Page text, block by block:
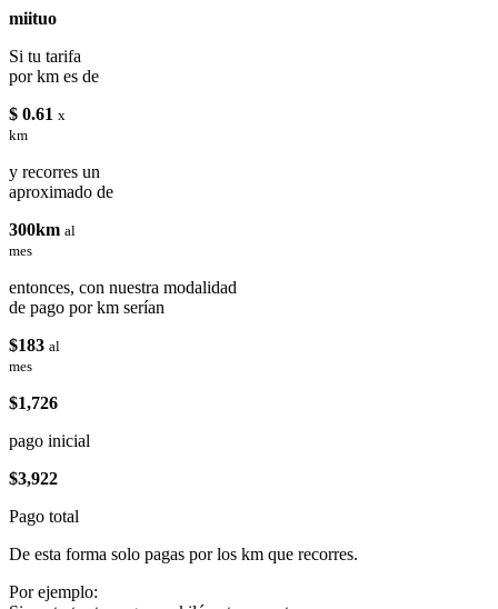
miituo
Si tu tarifa
por km es de
$ 0.61 x
km
y recorres un
aproximado de
300km al
mes
entonces, con nuestra modalidad
de pago por km serían
$183 al
mes
$1,726
pago inicial
$3,922
Pago total
De esta forma solo pagas por los km que recorres.
Por ejemplo: